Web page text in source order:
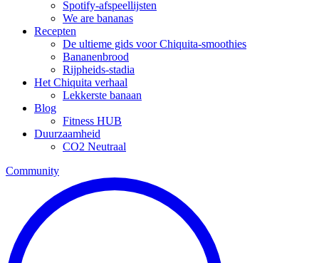
Spotify-afspeellijsten
We are bananas
Recepten
De ultieme gids voor Chiquita-smoothies
Bananenbrood
Rijpheids-stadia
Het Chiquita verhaal
Lekkerste banaan
Blog
Fitness HUB
Duurzaamheid
CO2 Neutraal
Community